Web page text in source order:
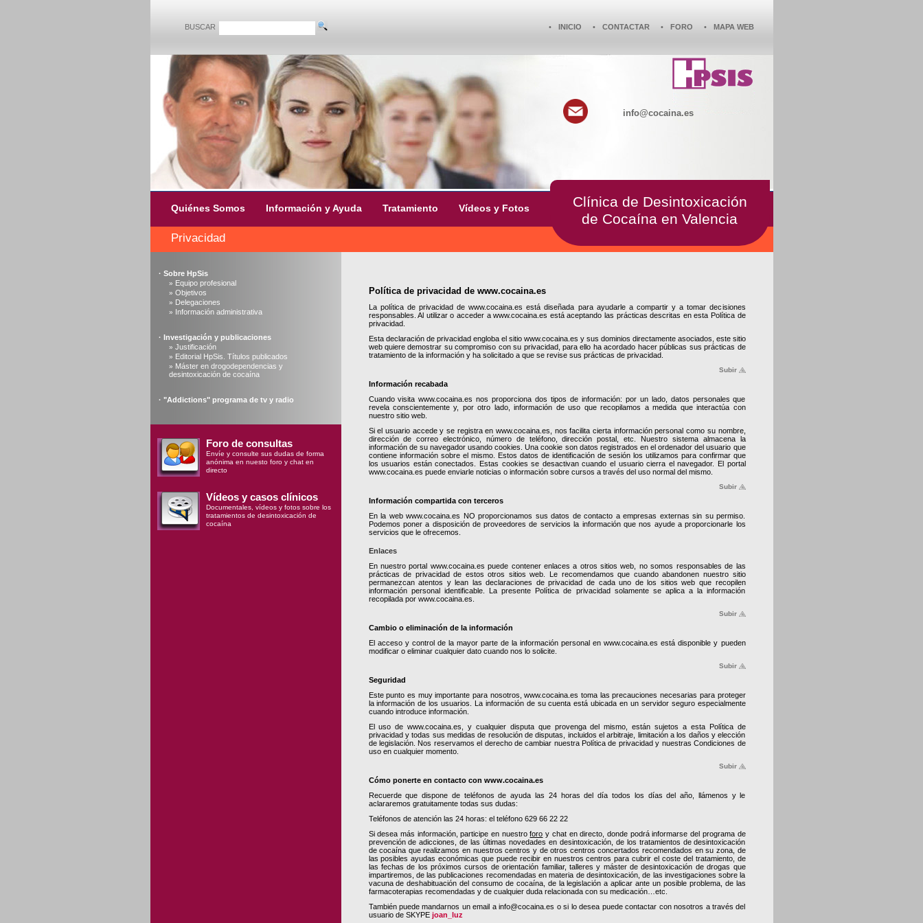
BUSCAR • INICIO • CONTACTAR • FORO • MAPA WEB
info@cocaina.es
Clínica de Desintoxicación
de Cocaína en Valencia
Quiénes Somos Información y Ayuda Tratamiento Vídeos y Fotos
Privacidad
· Sobre HpSis
» Equipo profesional
» Objetivos
» Delegaciones
» Información administrativa
· Investigación y publicaciones
» Justificación
» Editorial HpSis. Títulos publicados
» Máster en drogodependencias y
desintoxicación de cocaína
· "Addictions" programa de tv y radio
Foro de consultas
Envíe y consulte sus dudas de forma
anónima en nuesto foro y chat en
directo
Vídeos y casos clínicos
Documentales, vídeos y fotos sobre los
tratamientos de desintoxicación de
cocaína
Política de privacidad de www.cocaina.es
La política de privacidad de www.cocaina.es está diseñada para ayudarle a compartir y a tomar decisiones
responsables. Al utilizar o acceder a www.cocaina.es está aceptando las prácticas descritas en esta Política de
privacidad.
Esta declaración de privacidad engloba el sitio www.cocaina.es y sus dominios directamente asociados, este sitio
web quiere demostrar su compromiso con su privacidad, para ello ha acordado hacer públicas sus prácticas de
tratamiento de la información y ha solicitado a que se revise sus prácticas de privacidad.
Subir
Información recabada
Cuando visita www.cocaina.es nos proporciona dos tipos de información: por un lado, datos personales que
revela conscientemente y, por otro lado, información de uso que recopilamos a medida que interactúa con
nuestro sitio web.
Si el usuario accede y se registra en www.cocaina.es, nos facilita cierta información personal como su nombre,
dirección de correo electrónico, número de teléfono, dirección postal, etc. Nuestro sistema almacena la
información de su navegador usando cookies. Una cookie son datos registrados en el ordenador del usuario que
contiene información sobre el mismo. Estos datos de identificación de sesión los utilizamos para confirmar que
los usuarios están conectados. Estas cookies se desactivan cuando el usuario cierra el navegador. El portal
www.cocaina.es puede enviarle noticias o información sobre cursos a través del uso normal del mismo.
Subir
Información compartida con terceros
En la web www.cocaina.es NO proporcionamos sus datos de contacto a empresas externas sin su permiso.
Podemos poner a disposición de proveedores de servicios la información que nos ayude a proporcionarle los
servicios que le ofrecemos.
Enlaces
En nuestro portal www.cocaina.es puede contener enlaces a otros sitios web, no somos responsables de las
prácticas de privacidad de estos otros sitios web. Le recomendamos que cuando abandonen nuestro sitio
permanezcan atentos y lean las declaraciones de privacidad de cada uno de los sitios web que recopilen
información personal identificable. La presente Política de privacidad solamente se aplica a la información
recopilada por www.cocaina.es.
Subir
Cambio o eliminación de la información
El acceso y control de la mayor parte de la información personal en www.cocaina.es está disponible y pueden
modificar o eliminar cualquier dato cuando nos lo solicite.
Subir
Seguridad
Este punto es muy importante para nosotros, www.cocaina.es toma las precauciones necesarias para proteger
la información de los usuarios. La información de su cuenta está ubicada en un servidor seguro especialmente
cuando introduce información.
El uso de www.cocaina.es, y cualquier disputa que provenga del mismo, están sujetos a esta Política de
privacidad y todas sus medidas de resolución de disputas, incluidos el arbitraje, limitación a los daños y elección
de legislación. Nos reservamos el derecho de cambiar nuestra Política de privacidad y nuestras Condiciones de
uso en cualquier momento.
Subir
Cómo ponerte en contacto con www.cocaina.es
Recuerde que dispone de teléfonos de ayuda las 24 horas del día todos los días del año, llámenos y le
aclararemos gratuitamente todas sus dudas:
Teléfonos de atención las 24 horas: el teléfono 629 66 22 22
Si desea más información, participe en nuestroforo y chat en directo, donde podrá informarse del programa de
prevención de adicciones, de las últimas novedades en desintoxicación, de los tratamientos de desintoxicación
de cocaína que realizamos en nuestros centros y de otros centros concertados recomendados en su zona, de
las posibles ayudas económicas que puede recibir en nuestros centros para cubrir el coste del tratamiento, de
las fechas de los próximos cursos de orientación familiar, talleres y máster de desintoxicación de drogas que
impartiremos, de las publicaciones recomendadas en materia de desintoxicación, de las investigaciones sobre la
vacuna de deshabituación del consumo de cocaína, de la legislación a aplicar ante un posible problema, de las
farmacoterapias recomendadas y de cualquier duda relacionada con su medicación…etc.
También puede mandarnos un email a info@cocaina.es o si lo desea puede contactar con nosotros a través del
usuario de SKYPE joan_luz